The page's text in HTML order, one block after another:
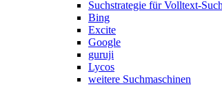
Suchstrategie für Volltext-
Bing
Excite
Google
guruji
Lycos
weitere Suchmaschinen